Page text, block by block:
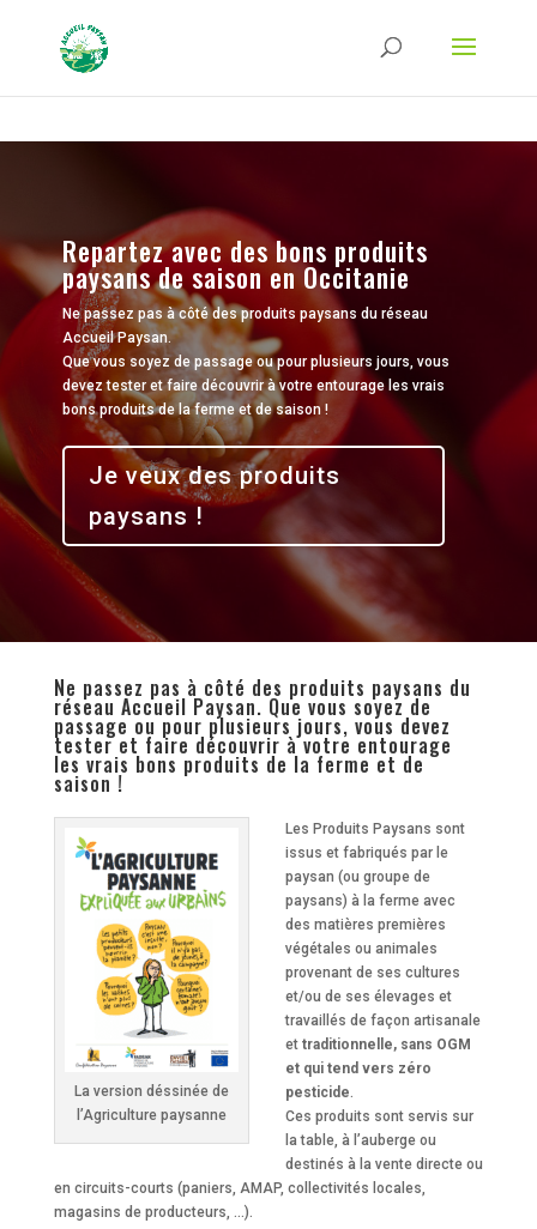
Type-Options Referrer-Policy Permissions-Policy
ga('require', 'GTM-TFCVLFN');
Repartez avec des bons produits
paysans de saison en Occitanie
Ne passez pas à côté des produits paysans du réseau
Accueil Paysan.
Que vous soyez de passage ou pour plusieurs jours, vous
devez tester et faire découvrir à votre entourage les vrais
bons produits de la ferme et de saison !
Je veux des produits
paysans !
Ne passez pas à côté des produits paysans du
réseau Accueil Paysan. Que vous soyez de
passage ou pour plusieurs jours, vous devez
tester et faire découvrir à votre entourage
les vrais bons produits de la ferme et de
saison !
La version déssinée de
l’Agriculture paysanne
Les Produits Paysans sont
issus et fabriqués par le
paysan (ou groupe de
paysans) à la ferme avec
des matières premières
végétales ou animales
provenant de ses cultures
et/ou de ses élevages et
travaillés de façon artisanale
et traditionnelle, sans OGM
et qui tend vers zéro
pesticide.
Ces produits sont servis sur
la table, à l’auberge ou
destinés à la vente directe ou
en circuits-courts (paniers, AMAP, collectivités locales,
magasins de producteurs, …).